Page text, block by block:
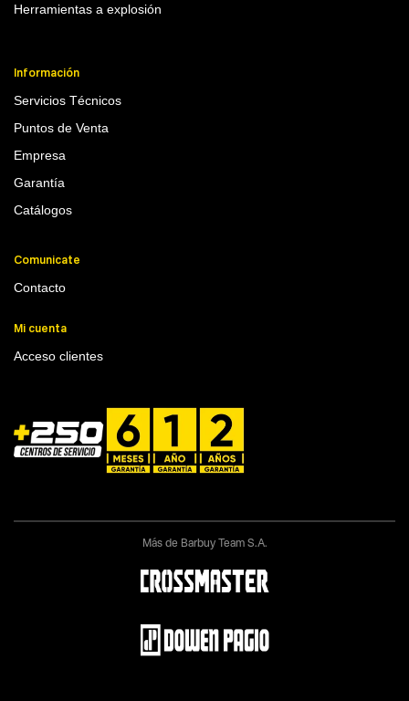
Herramientas a explosión
Información
Servicios Técnicos
Puntos de Venta
Empresa
Garantía
Catálogos
Comunicate
Contacto
Mi cuenta
Acceso clientes
Más de Barbuy Team S.A.